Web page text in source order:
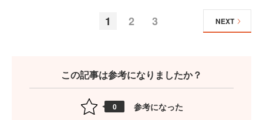
1 2 3 NEXT
この記事は参考になりましたか？
0 参考になった